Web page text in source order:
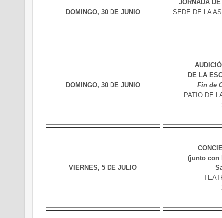
DOMINGO, 30 DE JUNIO
JORNADA
SEDE DE LA
DOMINGO, 30 DE JUNIO
DE LA
Fin de
PATIO DE
VIERNES, 5 DE JULIO
(junto con